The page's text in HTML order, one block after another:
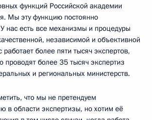
функций Российской академии
Мы эту функцию постоянно
нас есть все механизмы и процедуры
независимой и объективной
более пяти тысяч экспертов,
проводят более 35 тысяч экспертиз
и региональных министерств.
что мы не претендуем
в области экспертизы, но хотим её